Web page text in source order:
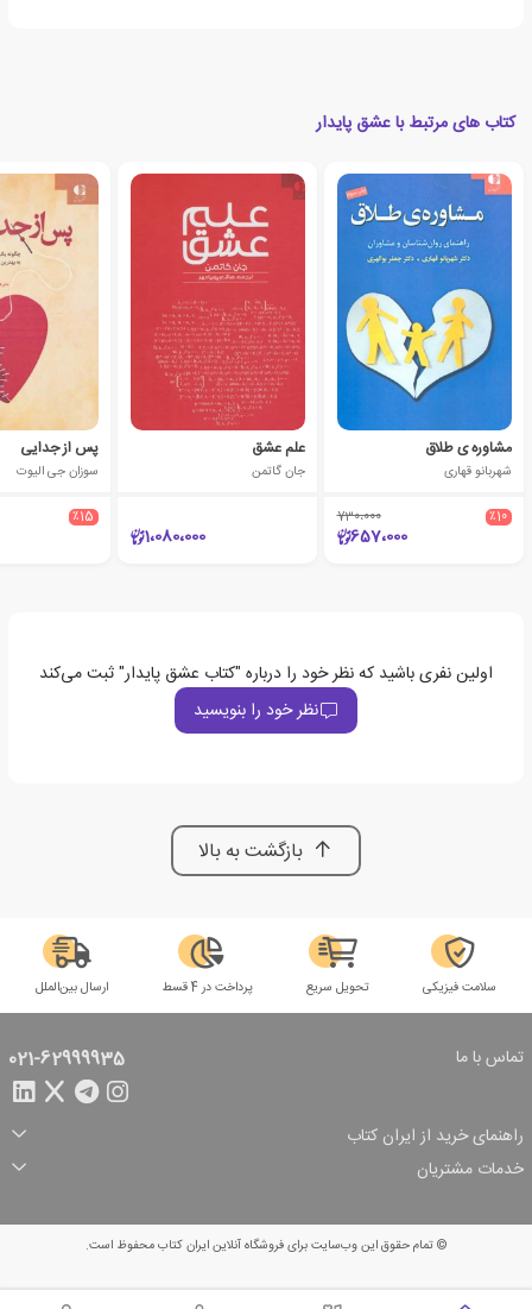
کتاب های مرتبط با عشق پایدار
مشاوره ی طلاق
شهربانو قهاری
٪10 730،000
657،000
علم عشق
جان گاتمن
1،080،000
پس از جدایی
سوزان جی الیوت
٪15
اولین نفری باشید که نظر خود را درباره "کتاب عشق پایدار" ثبت می‌کند
نظر خود را بنویسید
بازگشت به بالا
سلامت فیزیکی تحویل سریع پرداخت در 4 قسط ارسال بین‌الملل
تماس با ما 021-62999935
راهنمای خرید از ایران کتاب
ثبت سفارش
شرایط ارسال سفارش
شیوه پرداخت
تخفیف‌های خرید
خدمات مشتریان
© تمام حقوق این وب‌سایت برای فروشگاه آنلاین ایران کتاب محفوظ است.